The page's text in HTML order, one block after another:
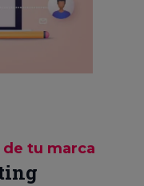
tu marca